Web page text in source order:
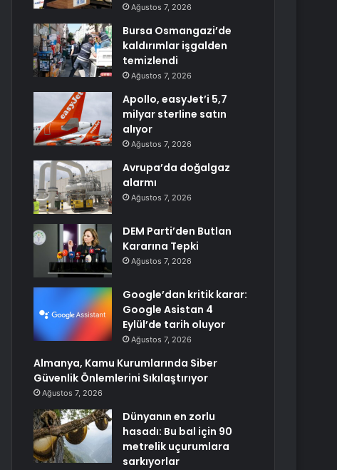
Ağustos 7, 2026
Bursa Osmangazi’de
kaldırımlar işgalden
temizlendi
Ağustos 7, 2026
Apollo, easyJet’i 5,7
milyar sterline satın
alıyor
Ağustos 7, 2026
Avrupa’da doğalgaz
alarmı
Ağustos 7, 2026
DEM Parti’den Butlan
Kararına Tepki
Ağustos 7, 2026
Google’dan kritik karar:
Google Asistan 4
Eylül’de tarih oluyor
Ağustos 7, 2026
Almanya, Kamu Kurumlarında Siber
Güvenlik Önlemlerini Sıkılaştırıyor
Ağustos 7, 2026
Dünyanın en zorlu
hasadı: Bu bal için 90
metrelik uçurumlara
sarkıyorlar